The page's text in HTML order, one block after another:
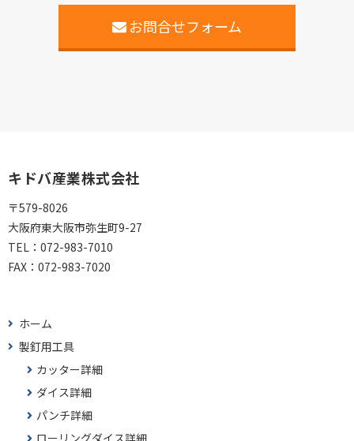
お問合せフォーム
キドバ産業株式会社
〒579-8026
大阪府東大阪市弥生町9-27
TEL： 072-983-7010
FAX： 072-983-7020
ホーム
製釘用工具
カッター詳細
ダイス詳細
パンチ詳細
ローリングダイス詳細